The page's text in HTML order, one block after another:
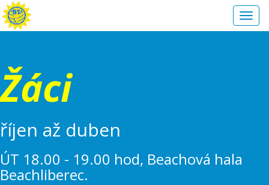
Žáci
říjen až duben
ÚT 18.00 - 19.00 hod, Beachová hala
Beachliberec.